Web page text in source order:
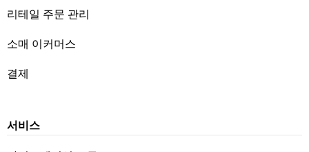
리테일 주문 관리
소매 이커머스
결제
서비스